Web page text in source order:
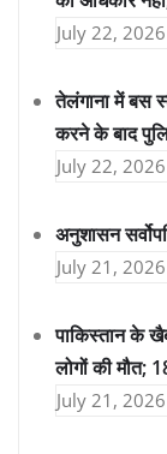
July 22, 2026
तेलंगाना में बस
करने के बाद
July 22, 2026
अनुशासन
July 21, 2026
पाकिस्तान के
लोगों की मौत;
July 21, 2026